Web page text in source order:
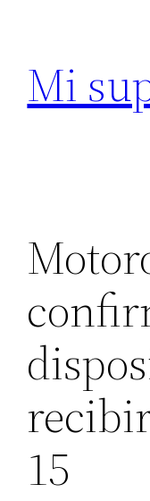
contenido
Mi
15